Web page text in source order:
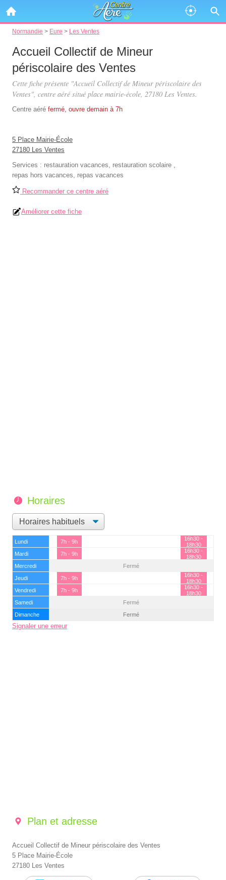
Normandie > Eure > Les Ventes
Accueil Collectif de Mineur
périscolaire des Ventes
Cette fiche présente "Accueil Collectif de Mineur périscolaire des
Ventes", centre aéré situé place mairie-école, 27180 Les Ventes.
Centre aéré fermé, ouvre demain à 7h
5 Place Mairie-École
27180 Les Ventes
Services : restauration vacances, restauration scolaire ,
repas hors vacances, repas vacances
Recommander ce centre aéré
Améliorer cette fiche
Horaires
Lundi 7h - 9h
16h30 -
18h30
Mardi
7h - 9h
16h30 -
18h30
Mercredi
Fermé
Jeudi
7h - 9h
16h30 -
18h30
Vendredi
7h - 9h
16h30 -
18h30
Samedi
Fermé
Dimanche
Fermé
Signaler une erreur
Plan et adresse
Accueil Collectif de Mineur périscolaire des Ventes
5 Place Mairie-École
27180 Les Ventes